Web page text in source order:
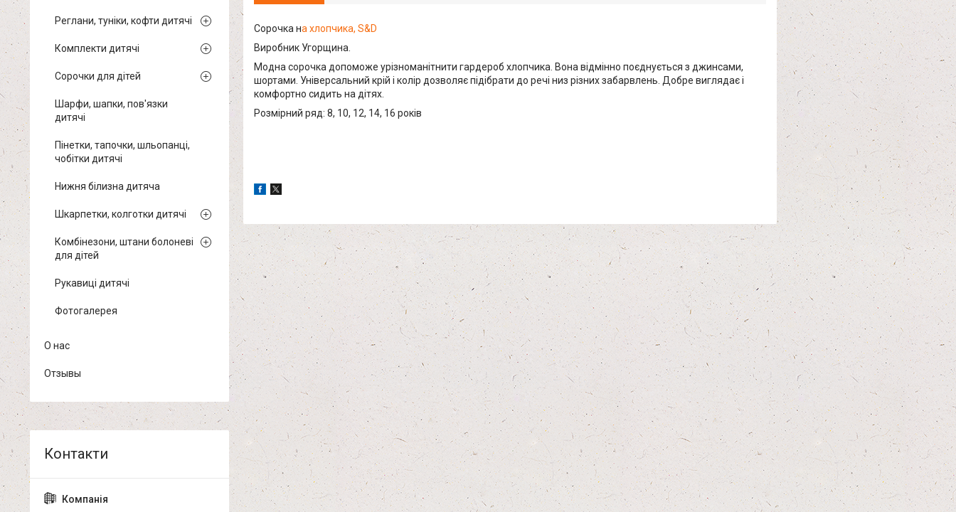
Сорочка на хлопчика, S&D
Виробник Угорщина.
Модна сорочка допоможе урізноманітнити гардероб хлопчика. Вона відмінно поєднується з джинсами,
шортами. Універсальний крій і колір дозволяє підібрати до речі низ різних забарвлень. Добре виглядає і
комфортно сидить на дітях.
Розмірний ряд: 8, 10, 12, 14, 16 років
Реглани, туніки, кофти дитячі
Комплекти дитячі
Сорочки для дітей
Шарфи, шапки, пов'язки
дитячі
Пінетки, тапочки, шльопанці,
чобітки дитячі
Нижня білизна дитяча
Шкарпетки, колготки дитячі
Комбінезони, штани болоневі
для дітей
Рукавиці дитячі
Фотогалерея
О нас
Отзывы